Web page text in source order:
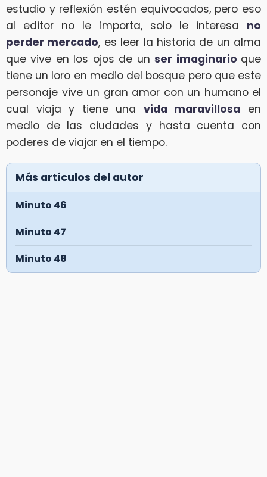
estudio y reflexión estén equivocados, pero eso
al editor no le importa, solo le interesa no
perder mercado, es leer la historia de un alma
que vive en los ojos de unser imaginario que
tiene un loro en medio del bosque pero que este
personaje vive un gran amor con un humano el
cual viaja y tiene una vida maravillosa en
medio de las ciudades y hasta cuenta con
poderes de viajar en el tiempo.
Más artículos del autor
Minuto 46
Minuto 47
Minuto 48